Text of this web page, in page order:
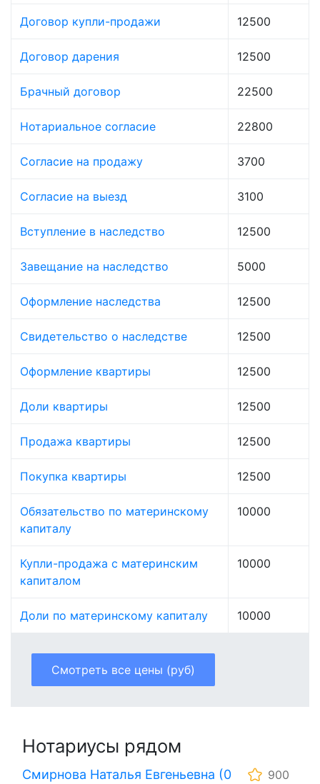
Договор купли-продажи 12500
Договор дарения 12500
Брачный договор 22500
Нотариальное согласие 22800
Согласие на продажу 3700
Согласие на выезд 3100
Вступление в наследство 12500
Завещание на наследство 5000
Оформление наследства 12500
Свидетельство о наследстве 12500
Оформление квартиры 12500
Доли квартиры 12500
Продажа квартиры 12500
Покупка квартиры 12500
Обязательство по материнскому
капиталу
10000
Купли-продажа с материнским
капиталом
10000
Доли по материнскому капиталу 10000
Смотреть все цены (руб)
Нотариусы рядом
Смирнова Наталья Евгеньевна (0
900